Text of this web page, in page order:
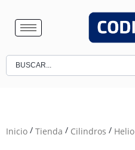
Inicio / Tienda / Cilindros / Helio